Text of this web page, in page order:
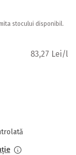
stocului disponibil.
83,27 Lei/l